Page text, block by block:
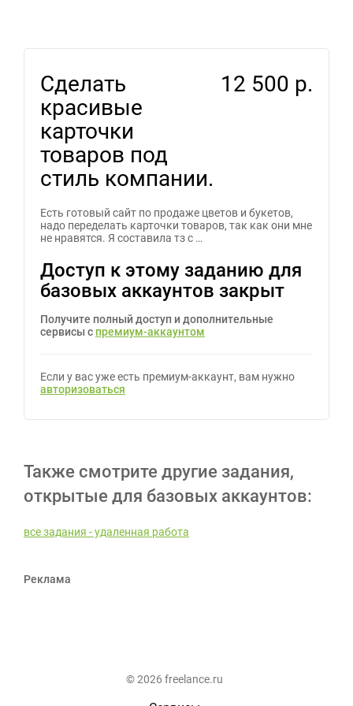
Сделать
красивые
карточки
товаров под
стиль компании.
12 500 р.
Есть готовый сайт по продаже цветов и букетов,
надо переделать карточки товаров, так как они мне
не нравятся. Я составила тз с …
Доступ к этому заданию для
базовых аккаунтов закрыт
Получите полный доступ и дополнительные
сервисы с премиум-аккаунтом
Если у вас уже есть премиум-аккаунт, вам нужно
авторизоваться
Также смотрите другие задания,
открытые для базовых аккаунтов:
все задания - удаленная работа
Реклама
© 2026 freelance.ru